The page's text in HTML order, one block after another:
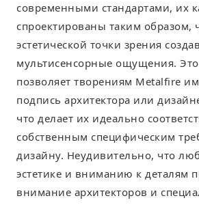
современными стандартами, их
спроектированы таким образом,
эстетической точки зрения
мультисенсорные ощущения.
позволяет творениям Metalfire
подпись архитектора или
что делает их идеально
собственным специфическим
дизайну. Неудивительно, что
эстетике и вниманию к деталям
внимание архитекторов и